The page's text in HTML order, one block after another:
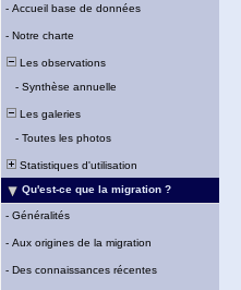
- Accueil base de données
- Notre charte
Les observations
- Synthèse annuelle
Les galeries
- Toutes les photos
Statistiques d'utilisation
Qu'est-ce que la migration ?
- Généralités
- Aux origines de la migration
- Des connaissances récentes